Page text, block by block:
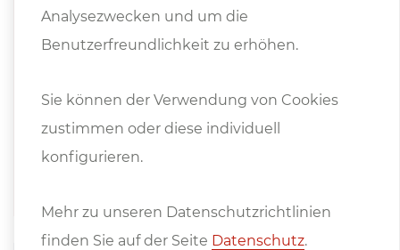
Prospekte
SICMI Hydraulik-Pressen 2025
Analysezwecken und um die
Benutzerfreundlichkeit zu erhöhen.
Sie können der Verwendung von Cookies
zustimmen oder diese individuell
konfigurieren.
Mehr zu unseren Datenschutzrichtlinien
finden Sie auf der Seite Datenschutz.